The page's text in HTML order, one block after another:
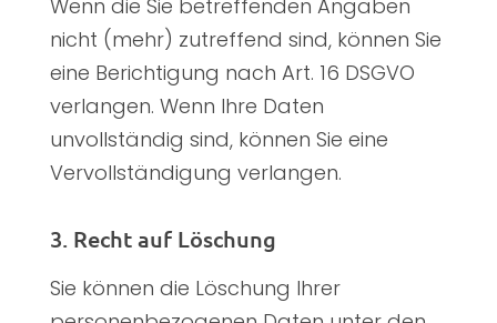
Wenn die Sie betreffenden Angaben
nicht (mehr) zutreffend sind, können Sie
eine Berichtigung nach Art. 16 DSGVO
verlangen. Wenn Ihre Daten
unvollständig sind, können Sie eine
Vervollständigung verlangen.
3. Recht auf Löschung
Sie können die Löschung Ihrer